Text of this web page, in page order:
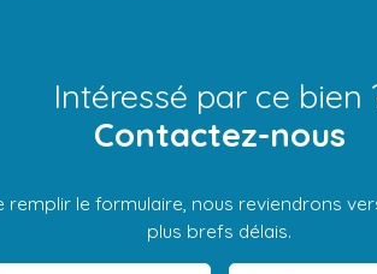
Intéressé par ce bien
Contactez-nous
remplir le formulaire, nous reviendrons
plus brefs délais.